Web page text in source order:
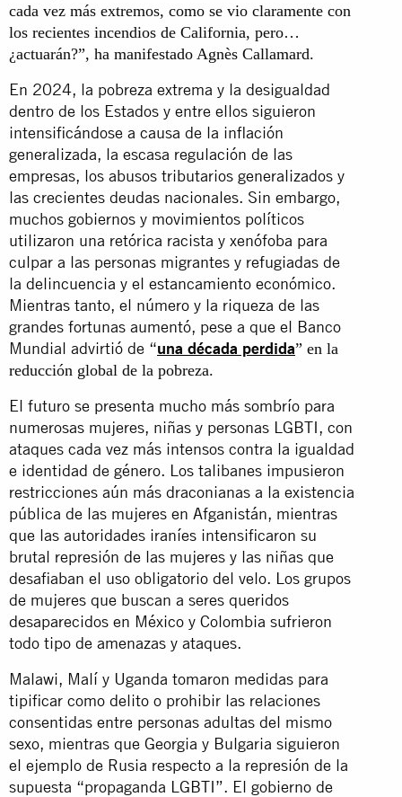
cada vez más extremos, como se vio claramente con
los recientes incendios de California, pero…
¿actuarán?”, ha manifestado Agnès Callamard.
En 2024, la pobreza extrema y la desigualdad
dentro de los Estados y entre ellos siguieron
intensificándose a causa de la inflación
generalizada, la escasa regulación de las
empresas, los abusos tributarios generalizados y
las crecientes deudas nacionales. Sin embargo,
muchos gobiernos y movimientos políticos
utilizaron una retórica racista y xenófoba para
culpar a las personas migrantes y refugiadas de
la delincuencia y el estancamiento económico.
Mientras tanto, el número y la riqueza de las
grandes fortunas aumentó, pese a que el Banco
Mundial advirtió de “una década perdida” en la
reducción global de la pobreza.
El futuro se presenta mucho más sombrío para
numerosas mujeres, niñas y personas LGBTI, con
ataques cada vez más intensos contra la igualdad
e identidad de género. Los talibanes impusieron
restricciones aún más draconianas a la existencia
pública de las mujeres en Afganistán, mientras
que las autoridades iraníes intensificaron su
brutal represión de las mujeres y las niñas que
desafiaban el uso obligatorio del velo. Los grupos
de mujeres que buscan a seres queridos
desaparecidos en México y Colombia sufrieron
todo tipo de amenazas y ataques.
Malawi, Malí y Uganda tomaron medidas para
tipificar como delito o prohibir las relaciones
consentidas entre personas adultas del mismo
sexo, mientras que Georgia y Bulgaria siguieron
el ejemplo de Rusia respecto a la represión de la
supuesta “propaganda LGBTI”. El gobierno de